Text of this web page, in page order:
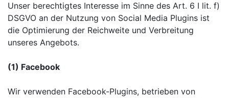
Unser berechtigtes Interesse im Sinne des Art. 6 I lit. f)
DSGVO an der Nutzung von Social Media Plugins ist
die Optimierung der Reichweite und Verbreitung
unseres Angebots.
(1) Facebook
Wir verwenden Facebook-Plugins, betrieben von